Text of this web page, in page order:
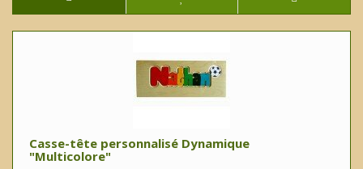
Casse-tête personnalisé Dynamique
"Multicolore"